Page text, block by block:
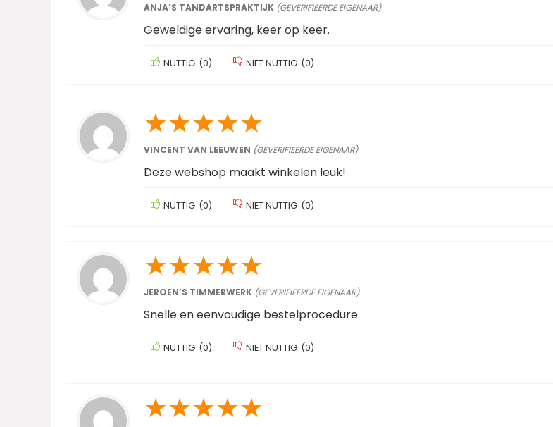
ANJA’S TANDARTSPRAKTIJK (GEVERIFIEERDE EIGENAAR)
Geweldige ervaring, keer op keer.
NUTTIG (0) NIET NUTTIG (0)
★★★★★
VINCENT VAN LEEUWEN (GEVERIFIEERDE EIGENAAR)
Deze webshop maakt winkelen leuk!
NUTTIG (0) NIET NUTTIG (0)
★★★★★
JEROEN’S TIMMERWERK (GEVERIFIEERDE EIGENAAR)
Snelle en eenvoudige bestelprocedure.
NUTTIG (0) NIET NUTTIG (0)
★★★★★